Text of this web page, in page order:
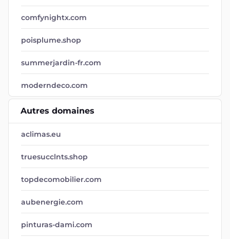
comfynightx.com
poisplume.shop
summerjardin-fr.com
moderndeco.com
Autres domaines
aclimas.eu
truesucclnts.shop
topdecomobilier.com
aubenergie.com
pinturas-dami.com